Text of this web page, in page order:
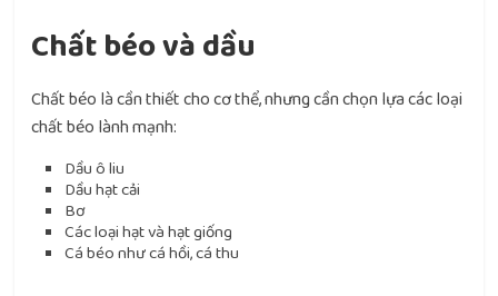
Chất béo và dầu
Chất béo là cần thiết cho cơ thể, nhưng cần chọn lựa các loại
chất béo lành mạnh:
Dầu ô liu
Dầu hạt cải
Bơ
Các loại hạt và hạt giống
Cá béo như cá hồi, cá thu